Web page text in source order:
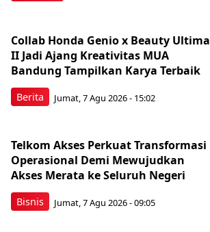
Berita
Collab Honda Genio x Beauty Ultima
II Jadi Ajang Kreativitas MUA
Bandung Tampilkan Karya Terbaik
Jumat, 7 Agu 2026 - 15:02
Bisnis
Telkom Akses Perkuat Transformasi
Operasional Demi Mewujudkan
Akses Merata ke Seluruh Negeri
Jumat, 7 Agu 2026 - 09:05